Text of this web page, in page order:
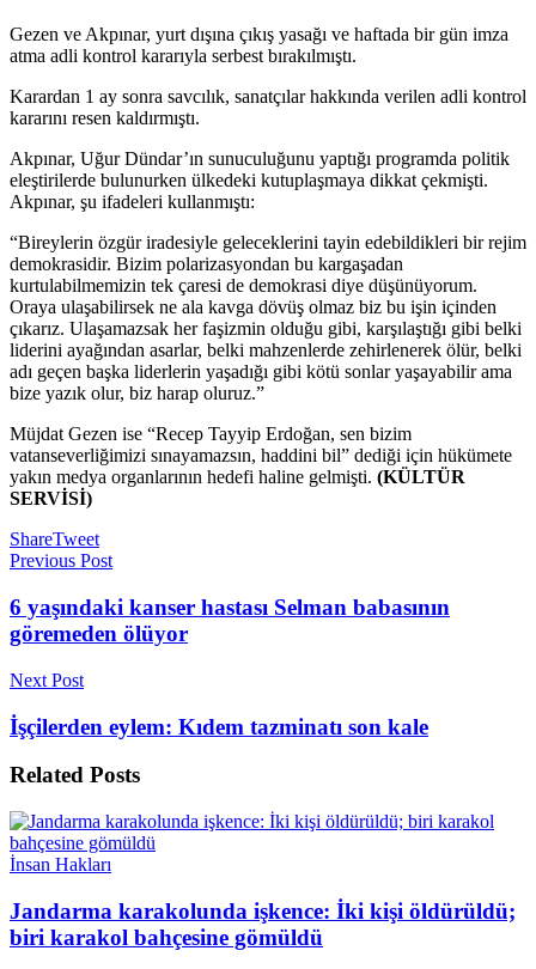
Gezen ve Akpınar, yurt dışına çıkış yasağı ve haftada bir gün imza
atma adli kontrol kararıyla serbest bırakılmıştı.
Karardan 1 ay sonra savcılık, sanatçılar hakkında verilen adli kontrol
kararını resen kaldırmıştı.
Akpınar, Uğur Dündar’ın sunuculuğunu yaptığı programda politik
eleştirilerde bulunurken ülkedeki kutuplaşmaya dikkat çekmişti.
Akpınar, şu ifadeleri kullanmıştı:
“Bireylerin özgür iradesiyle geleceklerini tayin edebildikleri bir rejim
demokrasidir. Bizim polarizasyondan bu kargaşadan
kurtulabilmemizin tek çaresi de demokrasi diye düşünüyorum.
Oraya ulaşabilirsek ne ala kavga dövüş olmaz biz bu işin içinden
çıkarız. Ulaşamazsak her faşizmin olduğu gibi, karşılaştığı gibi belki
liderini ayağından asarlar, belki mahzenlerde zehirlenerek ölür, belki
adı geçen başka liderlerin yaşadığı gibi kötü sonlar yaşayabilir ama
bize yazık olur, biz harap oluruz.”
Müjdat Gezen ise “Recep Tayyip Erdoğan, sen bizim
vatanseverliğimizi sınayamazsın, haddini bil” dediği için hükümete
yakın medya organlarının hedefi haline gelmişti. (KÜLTÜR
SERVİSİ)
ShareTweet
Previous Post
6 yaşındaki kanser hastası Selman babasının
göremeden ölüyor
Next Post
İşçilerden eylem: Kıdem tazminatı son kale
Related Posts
İnsan Hakları
Jandarma karakolunda işkence: İki kişi öldürüldü;
biri karakol bahçesine gömüldü